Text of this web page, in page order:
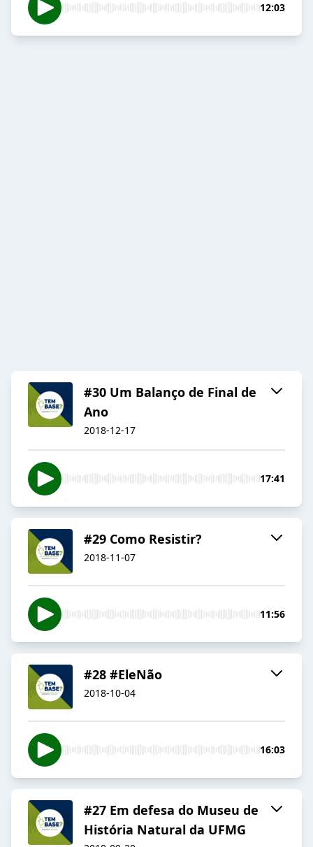
12:03
#30 Um Balanço de Final de
Ano
2018-12-17
17:41
#29 Como Resistir?
2018-11-07
11:56
#28 #EleNão
2018-10-04
16:03
#27 Em defesa do Museu de
História Natural da UFMG